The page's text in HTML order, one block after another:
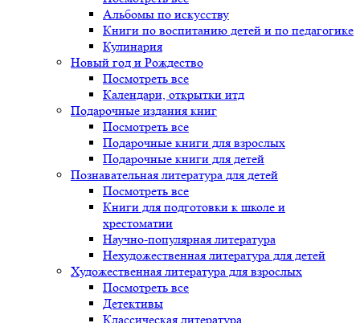
Альбомы по искусству
Книги по воспитанию детей и по педагогике
Кулинария
Новый год и Рождество
Посмотреть все
Календари, открытки итд
Подарочные издания книг
Посмотреть все
Подарочные книги для взрослых
Подарочные книги для детей
Познавательная литература для детей
Посмотреть все
Книги для подготовки к школе и
хрестоматии
Научно-популярная литература
Нехудожественная литература для детей
Художественная литература для взрослых
Посмотреть все
Детективы
Классическая литература